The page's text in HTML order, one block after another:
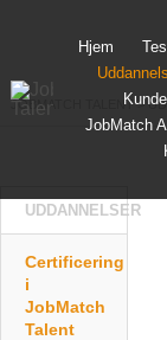
Hjem
JobMatch
JOBMATCH TALENT>
UDDANNELSER
Certificering
i
JobMatch
Talent